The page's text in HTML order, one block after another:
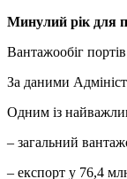
Минулий рік для
Вантажообіг
За даними
Одним із
– загальний
– експорт у 76,4